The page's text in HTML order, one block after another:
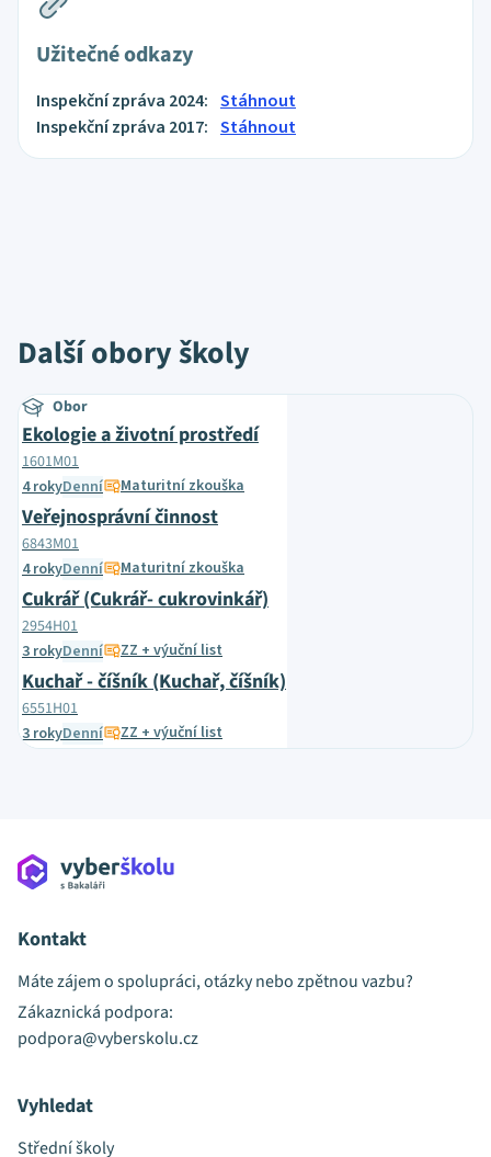
Užitečné odkazy
Inspekční zpráva 2024: Stáhnout
Inspekční zpráva 2017: Stáhnout
Další obory školy
Obor
Ekologie a životní prostředí
1601M01
4 rokyDenní Maturitní zkouška
Veřejnosprávní činnost
6843M01
4 rokyDenní Maturitní zkouška
Cukrář (Cukrář- cukrovinkář)
2954H01
3 rokyDenní ZZ + výuční list
Kuchař - číšník (Kuchař, číšník)
6551H01
3 rokyDenní ZZ + výuční list
Kontakt
Máte zájem o spolupráci, otázky nebo zpětnou vazbu?
Zákaznická podpora:
podpora@vyberskolu.cz
Vyhledat
Střední školy